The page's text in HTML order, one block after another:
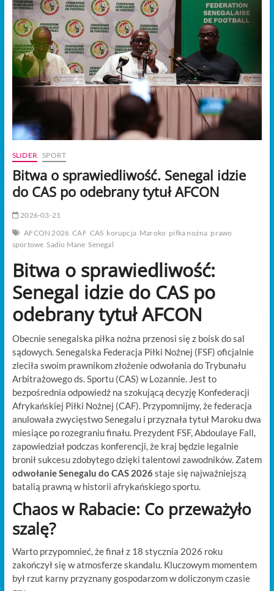
o
SLIDER SPORT
Bitwa o sprawiedliwość. Senegal idzie
do CAS po odebrany tytuł AFCON
2026-03-21
AFCON 2026 CAF CAS korupcja Maroko piłka nożna prawo
sportowe Sadio Mane Senegal
Bitwa o sprawiedliwość:
Senegal idzie do CAS po
odebrany tytuł AFCON
Obecnie senegalska piłka nożna przenosi się z boisk do sal
sądowych. Senegalska Federacja Piłki Nożnej (FSF) oficjalnie
zleciła swoim prawnikom złożenie odwołania do Trybunału
Arbitrażowego ds. Sportu (CAS) w Lozannie. Jest to
bezpośrednia odpowiedź na szokującą decyzję Konfederacji
Afrykańskiej Piłki Nożnej (CAF). Przypomnijmy, że federacja
anulowała zwycięstwo Senegalu i przyznała tytuł Maroku dwa
miesiące po rozegraniu finału. Prezydent FSF, Abdoulaye Fall,
zapowiedział podczas konferencji, że kraj będzie legalnie
bronił sukcesu zdobytego dzięki talentowi zawodników. Zatem
odwołanie Senegalu do CAS 2026staje się najważniejszą
batalią prawną w historii afrykańskiego sportu.
Chaos w Rabacie: Co przeważyło
szalę?
Warto przypomnieć, że finał z 18 stycznia 2026 roku
zakończył się w atmosferze skandalu. Kluczowym momentem
był rzut karny przyznany gospodarzom w doliczonym czasie